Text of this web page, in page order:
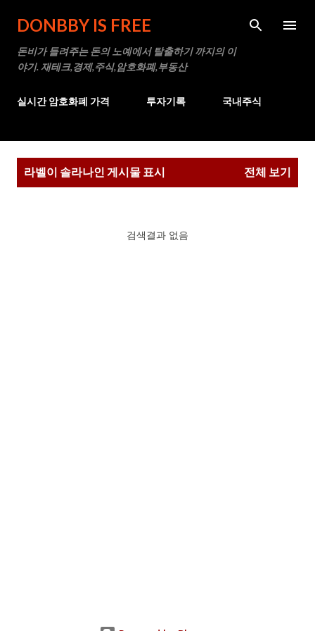
기본 콘텐츠로 건너뛰기
DONBBY IS FREE
돈비가 들려주는 돈의 노예에서 탈출하기 까지의 이
야기. 재테크,경제,주식,암호화폐,부동산
실시간 암호화폐 가격 투자기록 국내주식
라벨이 솔라나인 게시물 표시 전체 보기
검색결과 없음